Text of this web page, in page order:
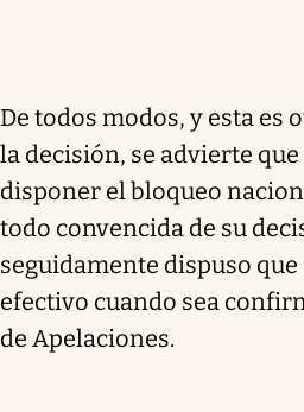
De todos modos, y esta es
la decisión, se advierte
disponer el bloqueo
todo convencida de su
seguidamente dispuso que
efectivo cuando sea
de Apelaciones.